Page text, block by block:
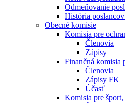
Odmeňovanie
História
Obecné komisie
Komisia pre
Členovia
Zápisy
Finančná komisia
Členovia
Zápisy FK
Účasť
Komisia pre